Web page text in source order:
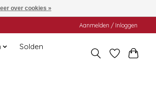
Aanmelden / Inloggen
Solden
over cookies »